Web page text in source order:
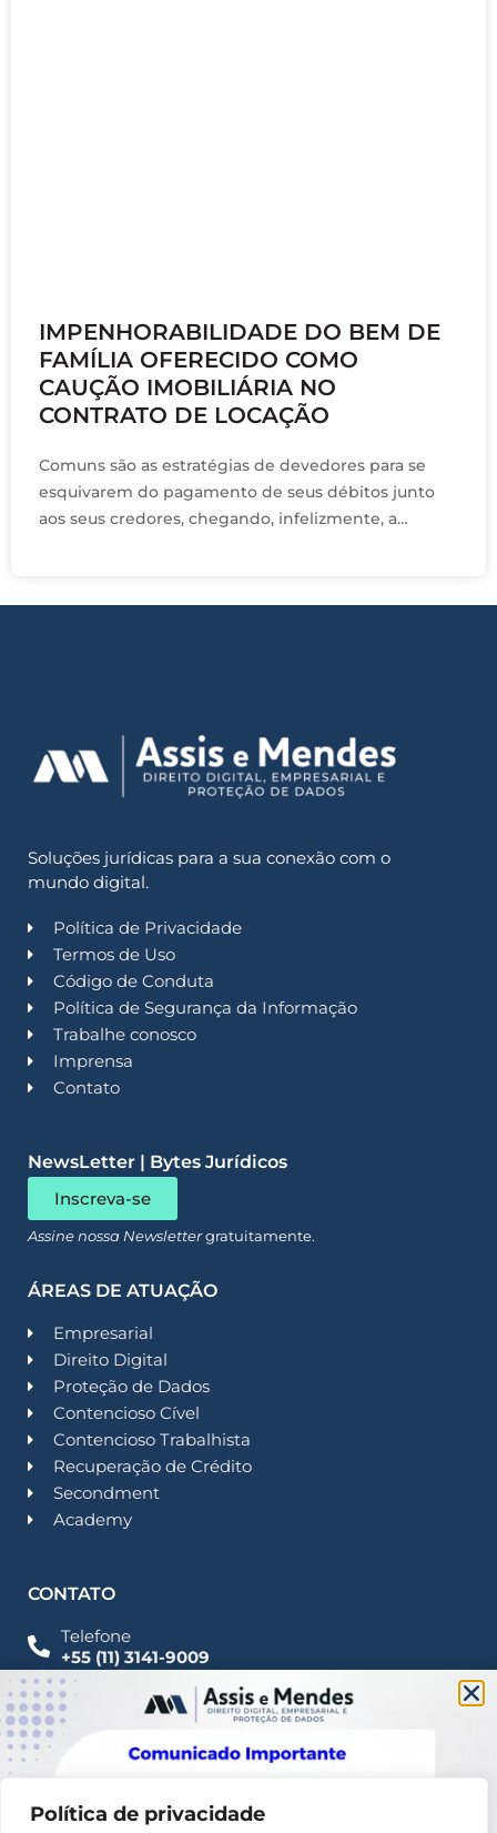
Política de privacidade
IMPENHORABILIDADE DO BEM DE
FAMÍLIA OFERECIDO COMO
CAUÇÃO IMOBILIÁRIA NO
CONTRATO DE LOCAÇÃO
Comuns são as estratégias de devedores para se
esquivarem do pagamento de seus débitos junto
aos seus credores, chegando, infelizmente, a
Soluções jurídicas para a sua conexão com o
mundo digital.
Política de Privacidade
Termos de Uso
Código de Conduta
Política de Segurança da Informação
Trabalhe conosco
Imprensa
Contato
NewsLetter | Bytes Jurídicos
Inscreva-se
Assine nossa Newslettergratuitamente.
ÁREAS DE ATUAÇÃO
Empresarial
Direito Digital
Proteção de Dados
Contencioso Cível
Contencioso Trabalhista
Recuperação de Crédito
Secondment
Academy
CONTATO
Telefone
+55 (11) 3141-9009
Imprensa
Fale Conosco
contato@assisemendes.com.br
Alameda Santos, 1165 Paulista - CEP 01419-001 -
SP